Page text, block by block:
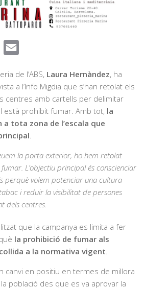
Telegram
de l’ABS, Laura Hernàndez, ha
a l’Info Migdia que s’han retolat els
centres amb cartells per delimitar
està prohibit fumar. Amb tot, la
a tota zona de l’escala que
la porta exterior, ho hem retolat
L’objectiu principal és conscienciar
perquè volem potenciar una cultura
i reduir la visibilitat de persones
dels centres.
que la campanya es limita a fer
la prohibició de fumar als
a la normativa vigent
canvi en positiu en termes de millora
població des que es va aprovar la